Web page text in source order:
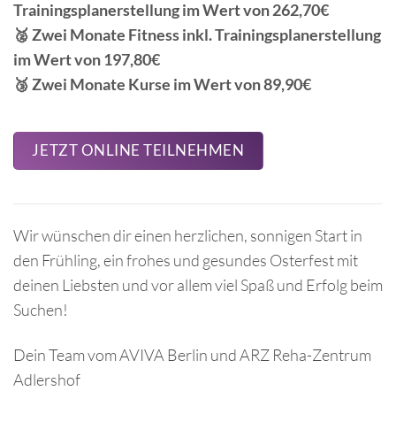
Trainingsplanerstellung im Wert von 262,70€
🥈 Zwei Monate Fitnessinkl. Trainingsplanerstellung
im Wert von 197,80€
🥉 Zwei Monate Kurse im Wert von 89,90€
JETZT ONLINE TEILNEHMEN
Wir wünschen dir einen herzlichen, sonnigen Start in
den Frühling, ein frohes und gesundes Osterfest mit
deinen Liebsten und vor allem viel Spaß und Erfolg beim
Suchen!
Dein Team vom AVIVA Berlin und ARZ Reha-Zentrum
Adlershof